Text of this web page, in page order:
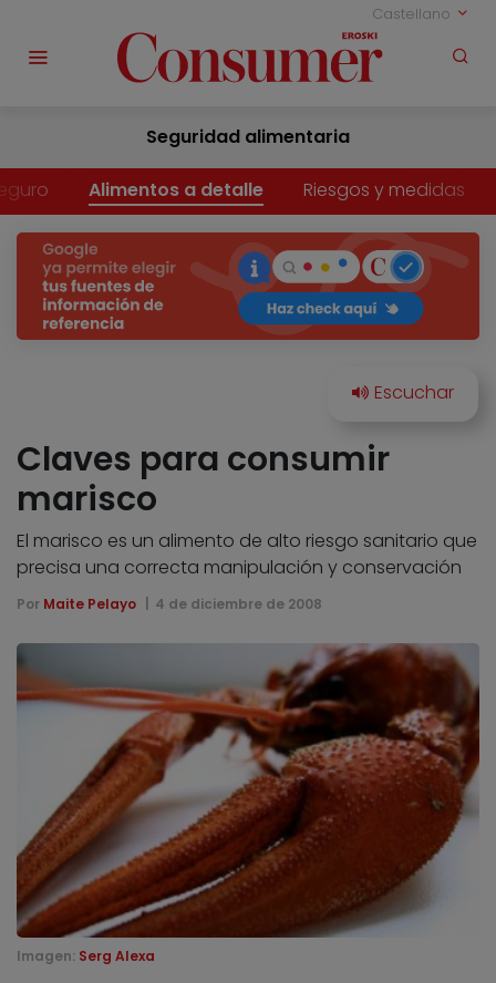
Castellano
Seguridad alimentaria
Alimentos a detalle Riesgos y medidas
Claves para consumir
marisco
El marisco es un alimento de alto riesgo sanitario que
precisa una correcta manipulación y conservación
Por Maite Pelayo 4 de diciembre de 2008
Imagen: Serg Alexa